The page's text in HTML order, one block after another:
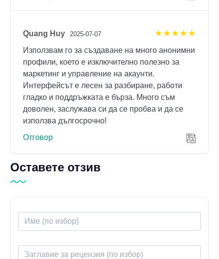
Quang Huy 2025-07-07
5 out of 5
Използвам го за създаване на много анонимни
профили, което е изключително полезно за
маркетинг и управление на акаунти.
Интерфейсът е лесен за разбиране, работи
гладко и поддръжката е бърза. Много съм
доволен, заслужава си да се пробва и да се
използва дългосрочно!
Отговор
Оставете отзив